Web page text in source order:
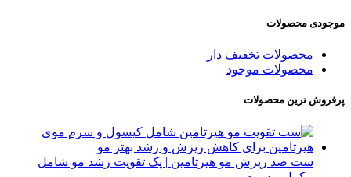
موجودی محصولات
محصولات تخفیف دار
محصولات موجود
پرفروش ترین محصولات
ست ضد ریزش مو هیرتامین | پک تقویت رشد مو شامل